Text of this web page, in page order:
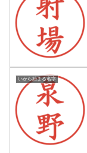
いから始まる名字